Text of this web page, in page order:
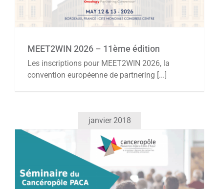
Actualités Agenda
MEET2WIN 2026 – 11ème édition
Les inscriptions pour MEET2WIN 2026, la
convention européenne de partnering [...]
janvier 2018